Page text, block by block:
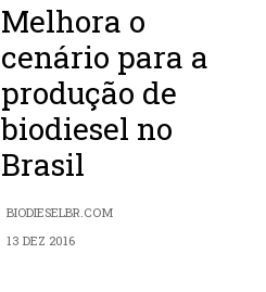
Melhora o
cenário para a
produção de
biodiesel no
Brasil
BIODIESELBR.COM
13 DEZ 2016